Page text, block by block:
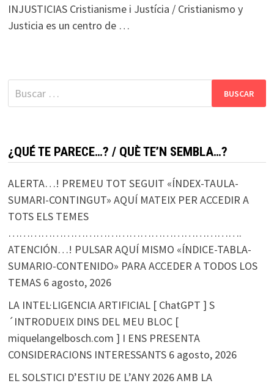
INJUSTICIAS Cristianisme i Justícia / Cristianismo y
Justicia es un centro de …
Buscar:
¿QUÉ TE PARECE…? / QUÈ TE’N SEMBLA…?
ALERTA…! PREMEU TOT SEGUIT «ÍNDEX-TAULA-
SUMARI-CONTINGUT» AQUÍ MATEIX PER ACCEDIR A
TOTS ELS TEMES
……………………………………………………….
ATENCIÓN…! PULSAR AQUÍ MISMO «ÍNDICE-TABLA-
SUMARIO-CONTENIDO» PARA ACCEDER A TODOS LOS
TEMAS 6 agosto, 2026
LA INTEL·LIGENCIA ARTIFICIAL [ ChatGPT ] S
´INTRODUEIX DINS DEL MEU BLOC [
miquelangelbosch.com ] I ENS PRESENTA
CONSIDERACIONS INTERESSANTS 6 agosto, 2026
EL SOLSTICI D’ESTIU DE L’ANY 2026 AMB LA